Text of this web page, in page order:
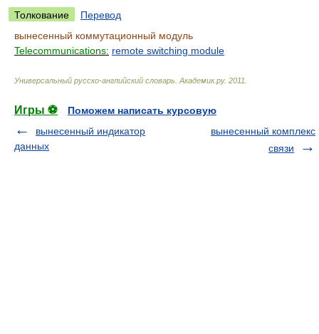
Толкование
Перевод
вынесенный коммутационный модуль
Telecommunications: remote switching module
Универсальный русско-английский словарь Академик.ру. 2011
Игры ⚽
Поможем написать курсовую
вынесенный индикатор
данных
вынесенный комплекс
связи